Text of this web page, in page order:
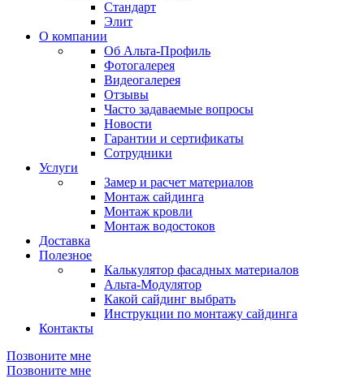
Стандарт
Элит
О компании
Об Альта-Профиль
Фотогалерея
Видеогалерея
Отзывы
Часто задаваемые вопросы
Новости
Гарантии и сертификаты
Сотрудники
Услуги
Замер и расчет материалов
Монтаж сайдинга
Монтаж кровли
Монтаж водостоков
Доставка
Полезное
Калькулятор фасадных материалов
Альта-Модулятор
Какой сайдинг выбрать
Инструкции по монтажу сайдинга
Контакты
Позвоните мне
Позвоните мне